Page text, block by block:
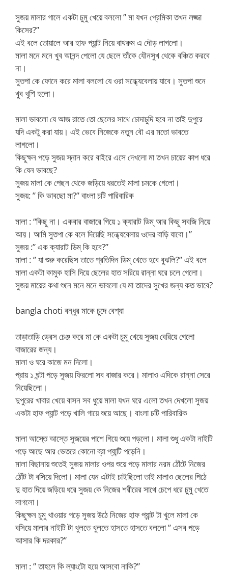
সুজয় মালার গালে একটা চুমু খেয়ে বললো ” মা যখন প্রেমিকা তখন লজ্জা
কিসের?”
এই বলে তোয়ালে আর হাফ প্যান্ট নিয়ে বাথরুম এ দৌড় লাগলো।
মালা মনে মনে খুব আনন্দ পেলো যে ছেলে তাঁকে যৌনসুখ থেকে বঞ্চিত করবে
না।
সুতপা কে ফোনে করে মালা বললো যে ওরা সন্ধ্যেবেলায় যাবে। সুতপা শুনে
খুব খুশি হলো।
মালা ভাবলো যে আজ রাতে তো ছেলের সাথে চোদাচুদি হবে না তাই দুপুরে
যদি একটু করা যায়। এই ভেবে নিজেকে নতুন বৌ এর মতো ভাবতে
লাগলো।
কিছুক্ষন পড়ে সুজয় স্নান করে বাইরে এসে দেখলো মা তখন চায়ের কাপ ধরে
কি যেন ভাবছে?
সুজয় মালা কে পেছন থেকে জড়িয়ে ধরতেই মালা চমকে গেলো।
সুজয়: ” কি ভাবছো মা?” বাংলা চটি পারিবারিক
মালা : “কিছু না। একবার বাজারে গিয়ে ১ ক্যারাট ডিম্ আর কিছু সবজি নিয়ে
আয়। আমি সুতপা কে বলে দিয়েছি সন্ধ্যেবেলায় ওদের বাড়ি যাবো।”
সুজয় :” এক ক্যারাট ডিম্ কি হবে?”
মালা : ” যা শুরু করেছিস তাতে প্রতিদিন ডিম্ খেতে হবে বুঝলি?” এই বলে
মালা একটা কামুক হাসি দিয়ে ছেলের হাত সরিয়ে রান্না ঘরে চলে গেলো।
সুজয় মায়ের কথা শুনে মনে মনে ভাবলো যে মা তাদের সুখের জন্য কত ভাবে?
bangla choti বন্ধুর মাকে চুদে বেশ্যা
তাড়াতাড়ি ড্রেস চেঞ্জ করে মা কে একটা চুমু খেয়ে সুজয় বেরিয়ে গেলো
বাজারের জন্য।
মালা ও ঘরে কাজে মন দিলো।
প্রায় ১ ঘন্টা পড়ে সুজয় ফিরলো সব বাজার করে। মালাও এদিকে রান্না সেরে
নিয়েছিলো।
দুপুরের খাবার খেয়ে বাসন সব ধুয়ে মালা যখন ঘরে এলো তখন দেখলো সুজয়
একটা হাফ প্যান্ট পড়ে খালি গায়ে শুয়ে আছে। বাংলা চটি পারিবারিক
মালা আস্তে আস্তে সুজয়ের পাশে গিয়ে শুয়ে পড়লো। মালা শুধু একটা নাইটি
পড়ে আছে আর ভেতরে কোনো ব্রা প্যান্টি পড়েনি।
মালা বিছানায় শুতেই সুজয় মালার ওপর শুয়ে পড়ে মালার নরম ঠোঁটে নিজের
ঠোঁট টা বসিয়ে দিলো। মালা যেন এটাই চাইছিলো তাই মালাও ছেলের পিঠে
দু হাত দিয়ে জড়িয়ে ধরে সুজয় কে নিজের শরীরের সাথে চেপে ধরে চুমু খেতে
লাগলো।
কিছুক্ষন চুমু খাওয়ার পড়ে সুজয় উঠে নিজের হাফ প্যান্ট টা খুলে মালা কে
বসিয়ে মালার নাইটি টা খুলতে খুলতে হাসতে হাসতে বললো ” এসব পড়ে
আসার কি দরকার?”
মালা : ” তাহলে কি ল্যাংটো হয়ে আসবো নাকি?”